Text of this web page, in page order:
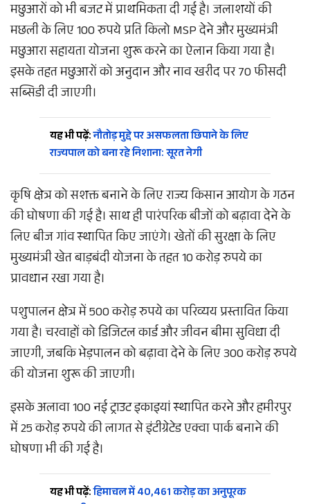
मछुआरों को भी बजट में प्राथमिकता दी गई है। जलाशयों की
मछली के लिए 100 रुपये प्रति किलो MSP देने और मुख्यमंत्री
मछुआरा सहायता योजना शुरू करने का ऐलान किया गया है।
इसके तहत मछुआरों को अनुदान और नाव खरीद पर 70 फीसदी
सब्सिडी दी जाएगी।
यह भी पढ़ें:नौतोड़ मुद्दे पर असफलता छिपाने के लिए
राज्यपाल को बना रहे निशाना: सूरत नेगी
कृषि क्षेत्र को सशक्त बनाने के लिए राज्य किसान आयोग के गठन
की घोषणा की गई है। साथ ही पारंपरिक बीजों को बढ़ावा देने के
लिए बीज गांव स्थापित किए जाएंगे। खेतों की सुरक्षा के लिए
मुख्यमंत्री खेत बाड़बंदी योजना के तहत 10 करोड़ रुपये का
प्रावधान रखा गया है।
पशुपालन क्षेत्र में 500 करोड़ रुपये का परिव्यय प्रस्तावित किया
गया है। चरवाहों को डिजिटल कार्ड और जीवन बीमा सुविधा दी
जाएगी, जबकि भेड़पालन को बढ़ावा देने के लिए 300 करोड़ रुपये
की योजना शुरू की जाएगी।
इसके अलावा 100 नई ट्राउट इकाइयां स्थापित करने और हमीरपुर
में 25 करोड़ रुपये की लागत से इंटीग्रेटेड एक्वा पार्क बनाने की
घोषणा भी की गई है।
यह भी पढ़ें:हिमाचल में 40,461 करोड़ का अनुपूरक